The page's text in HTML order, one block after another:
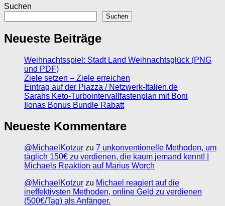
Suchen
Suchen
Neueste Beiträge
Weihnachtsspiel: Stadt Land Weihnachtsglück (PNG
und PDF)
Ziele setzen – Ziele erreichen
Eintrag auf der Piazza / Netzwerk-Italien.de
Sarahs Keto-Turbointervallfastenplan mit Boni
Ilonas Bonus Bundle Rabatt
Neueste Kommentare
@MichaelKotzur zu 7 unkonventionelle Methoden, um
täglich 150€ zu verdienen, die kaum jemand kennt! |
Michaels Reaktion auf Marius Worch
@MichaelKotzur zu Michael reagiert auf die
ineffektivsten Methoden, online Geld zu verdienen
(500€/Tag) als Anfänger.